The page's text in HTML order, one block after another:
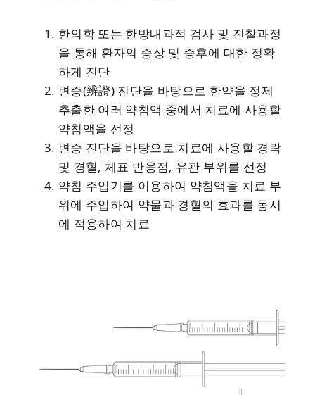
한의학 또는 한방내과적 검사 및 진찰과정
을 통해 환자의 증상 및 증후에 대한 정확
하게 진단
변증(辨證) 진단을 바탕으로 한약을 정제
추출한 여러 약침액 중에서 치료에 사용할
약침액을 선정
변증 진단을 바탕으로 치료에 사용할 경락
및 경혈, 체표 반응점, 유관 부위를 선정
약침 주입기를 이용하여 약침액을 치료 부
위에 주입하여 약물과 경혈의 효과를 동시
에 적용하여 치료